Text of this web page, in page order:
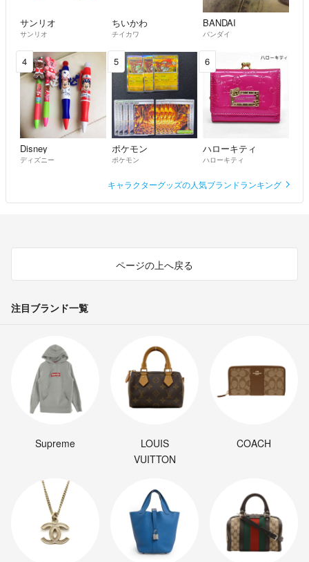
サンリオ
サンリオ
ちいかわ
チイカワ
BANDAI
バンダイ
4
Disney
ディズニー
5
ポケモン
ポケモン
6
ハローキティ
ハローキティ
キャラクターグッズの人気ブランドランキング
ページの上へ戻る
注目ブランド一覧
Supreme
LOUIS
VUITTON
COACH